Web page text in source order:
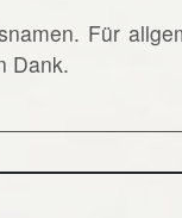
Für
Dank.